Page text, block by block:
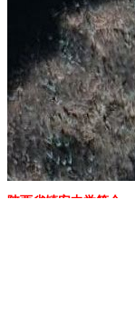
陕西省镇安中学简介：